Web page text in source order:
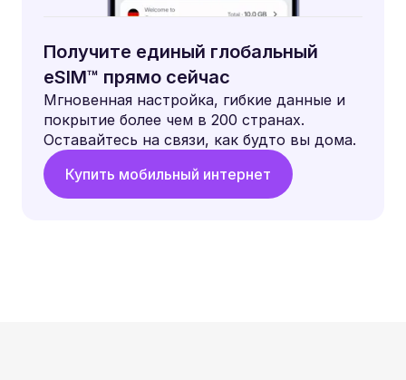
Получите единый глобальный
eSIM™ прямо сейчас
Мгновенная настройка, гибкие данные и
покрытие более чем в 200 странах.
Оставайтесь на связи, как будто вы дома.
Купить мобильный интернет